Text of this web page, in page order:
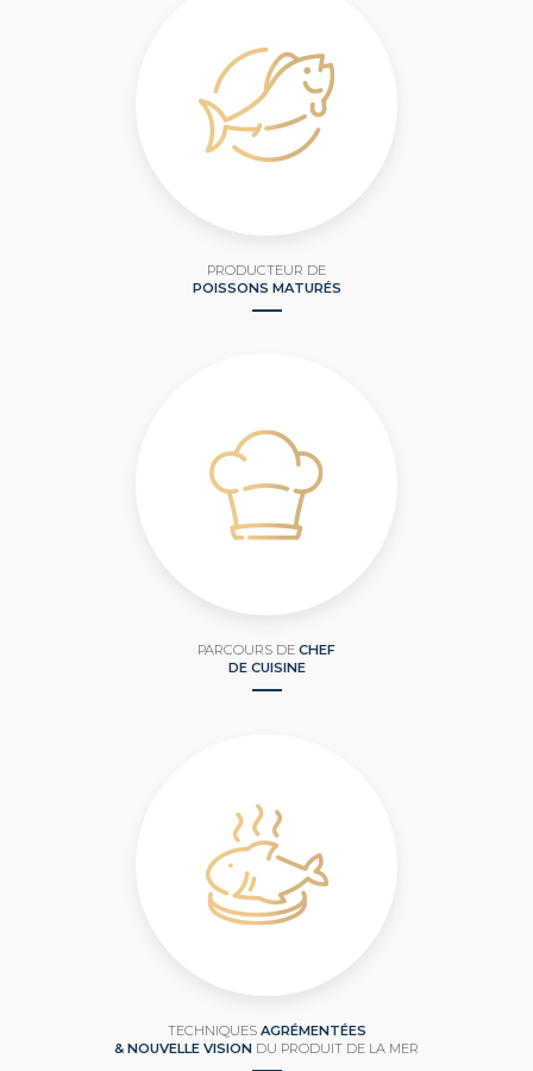
PRODUCTEUR DE
POISSONS MATURÉS
PARCOURS DE CHEF
DE CUISINE
TECHNIQUES AGRÉMENTÉES
& NOUVELLE VISION DU PRODUIT DE LA MER